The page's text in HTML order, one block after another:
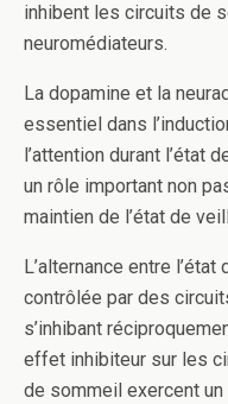
inhibent les circuits de
neuromédiateurs.
La dopamine et la
essentiel dans
l’attention durant l’état
un rôle important non
maintien de l’état de
L’alternance entre
contrôlée par des
s’inhibant
effet inhibiteur sur les
de sommeil exercent